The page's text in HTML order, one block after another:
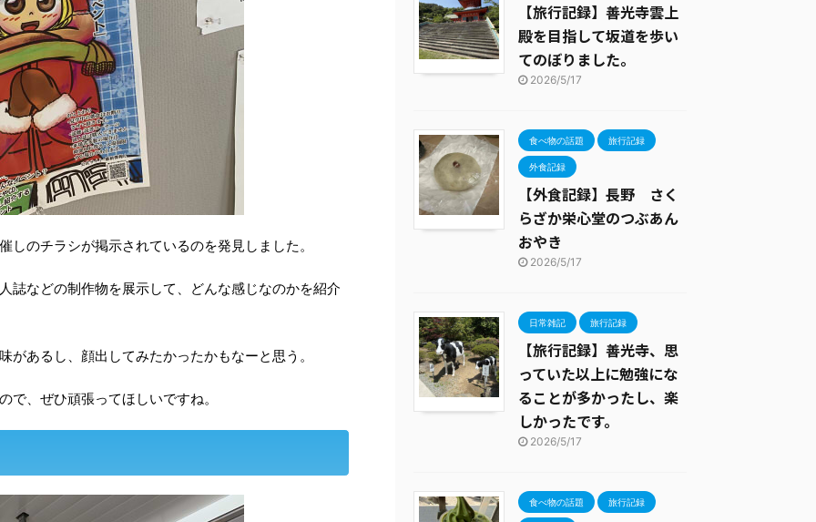
しのチラシが掲示されているのを発見しました。
誌などの制作物を展示して、どんな感じなのかを紹介
があるし、顔出してみたかったかもなーと思う。
で、ぜひ頑張ってほしいですね。
【旅行記録】善光寺雲上
殿を目指して坂道を歩い
てのぼりました。
2026/5/17
食べ物の話題 旅行記録
外食記録
【外食記録】長野 さく
らざか栄心堂のつぶあん
おやき
2026/5/17
日常雑記 旅行記録
【旅行記録】善光寺、思
っていた以上に勉強にな
ることが多かったし、楽
しかったです。
2026/5/17
食べ物の話題 旅行記録